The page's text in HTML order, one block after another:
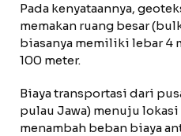
Pada kenyataannya,
memakan ruang besar
biasanya memiliki lebar 4
100 meter.
Biaya transportasi dari
pulau Jawa) menuju
menambah beban biaya